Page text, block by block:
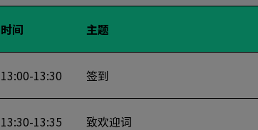
时间 主题
13:00-13:30 签到
13:30-13:35 致欢迎词